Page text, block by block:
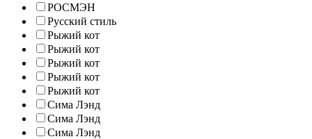
РОСМЭН
Русский стиль
Рыжий кот
Рыжий кот
Рыжий кот
Рыжий кот
Рыжий кот
Сима Лэнд
Сима Лэнд
Сима Лэнд